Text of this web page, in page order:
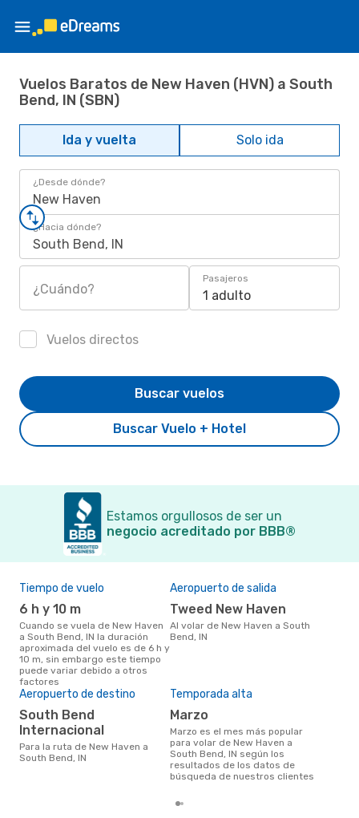
Vuelos Baratos de New Haven (HVN) a South
Bend, IN (SBN)
Ida y vuelta Solo ida
¿Desde dónde?
New Haven
¿Hacia dónde?
South Bend, IN
¿Cuándo?
Pasajeros
1 adulto
Vuelos directos
Buscar Vuelo + Hotel
Buscar vuelos
Estamos orgullosos de ser un
negocio acreditado por BBB®
Tiempo de vuelo
6 h y 10 m
Cuando se vuela de New Haven
a South Bend, IN la duración
aproximada del vuelo es de 6 h y
10 m, sin embargo este tiempo
puede variar debido a otros
factores
Aeropuerto de salida
Tweed New Haven
Al volar de New Haven a South
Bend, IN
Aeropuerto de destino
South Bend
Internacional
Para la ruta de New Haven a
South Bend, IN
Temporada alta
marzo
marzo es el mes más popular
para volar de New Haven a
South Bend, IN según los
resultados de los datos de
búsqueda de nuestros clientes